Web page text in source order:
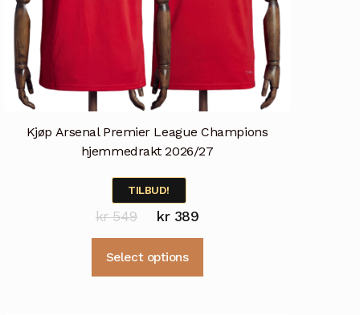
Kjøp Arsenal Premier League Champions
hjemmedrakt 2026/27
TILBUD!
kr549
Opprinnelig
pris
var:
kr389Nåværende
pris
Select options